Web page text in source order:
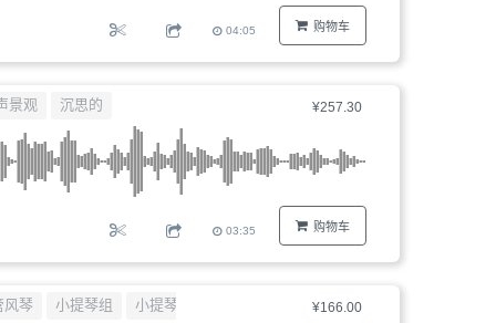
购物车
04:05
¥257.30
购物车
景观 沉思的
03:35
¥166.00
风琴 小提琴组 小提琴